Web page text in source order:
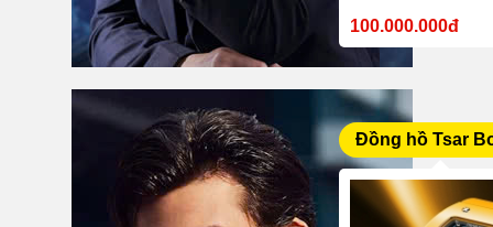
10.380.000đ 100.000.000đ
Đồng hồ Tsar